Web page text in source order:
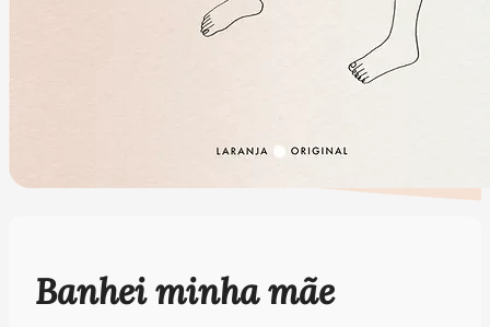
Banhei minha mãe